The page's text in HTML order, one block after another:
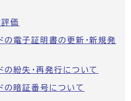
価
の電子証明書の更新・新規発
の紛失・再発行について
の暗証番号について